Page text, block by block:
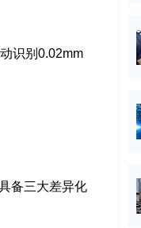
识别0.02mm
备三大差异化